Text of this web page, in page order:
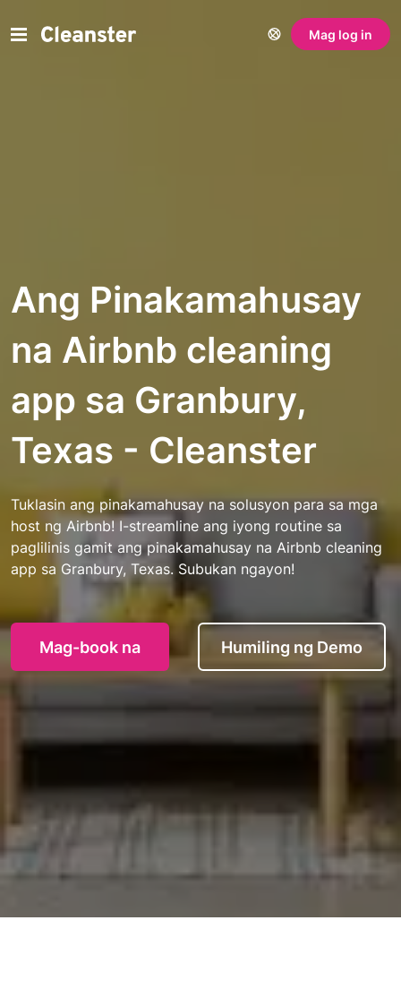
Mag log in
Ang Pinakamahusay
na Airbnb cleaning
app sa Granbury,
Texas - Cleanster
Tuklasin ang pinakamahusay na solusyon para sa mga
host ng Airbnb! I-streamline ang iyong routine sa
paglilinis gamit ang pinakamahusay na Airbnb cleaning
app sa Granbury, Texas. Subukan ngayon!
Mag-book na Humiling ng Demo